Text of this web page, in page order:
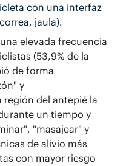
con una interfaz
jaula).
elevada frecuencia
(53,9% de la
de forma
y
del antepié la
un tiempo y
"masajear" y
de alivio más
con mayor riesgo